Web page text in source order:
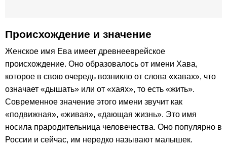
Происхождение и значение
Женское имя Ева имеет древнееврейское
происхождение. Оно образовалось от имени Хава,
которое в свою очередь возникло от слова «хавах», что
означает «дышать» или от «хаях», то есть «жить».
Современное значение этого имени звучит как
«подвижная», «живая», «дающая жизнь». Это имя
носила прародительница человечества. Оно популярно в
России и сейчас, им нередко называют малышек.